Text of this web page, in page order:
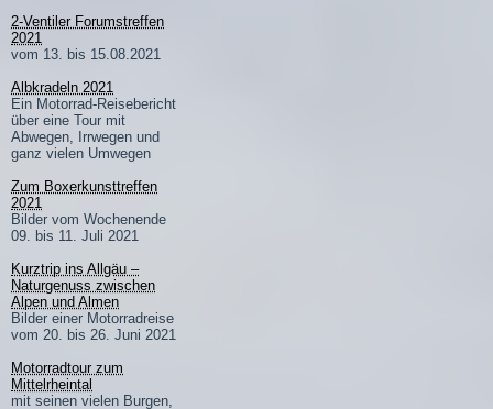
2-Ventiler Forumstreffen
2021
vom 13. bis 15.08.2021
Albkradeln 2021
Ein Motorrad-Reisebericht
über eine Tour mit
Abwegen, Irrwegen und
ganz vielen Umwegen
Zum Boxerkunsttreffen
2021
Bilder vom Wochenende
09. bis 11. Juli 2021
Kurztrip ins Allgäu –
Naturgenuss zwischen
Alpen und Almen
Bilder einer Motorradreise
vom 20. bis 26. Juni 2021
Motorradtour zum
Mittelrheintal
mit seinen vielen Burgen,